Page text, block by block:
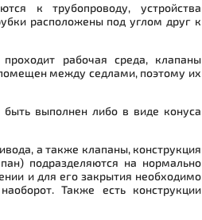
к трубопроводу, устройства
расположены под углом друг к
рабочая среда, клапаны
между седлами, поэтому их
выполнен либо в виде конуса
а также клапаны, конструкция
подразделяются на нормально
и для его закрытия необходимо
Также есть конструкции